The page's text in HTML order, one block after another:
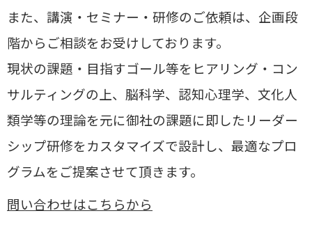
また、講演・セミナー・研修のご依頼は、企画段
階からご相談をお受けしております。
現状の課題・目指すゴール等をヒアリング・コン
サルティングの上、 脳科学、認知心理学、文化人
類学等の理論を元に御社の課題に即したリーダー
シップ研修をカスタマイズで設計し、 最適なプロ
グラムをご提案させて頂きます。
問い合わせはこちらから